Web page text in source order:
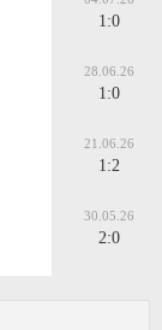
1:0
28.06.26
1:0
21.06.26
1:2
30.05.26
2:0